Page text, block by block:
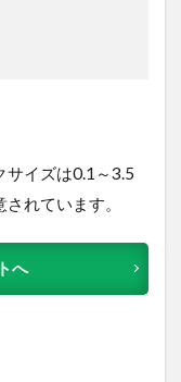
サイズは0.1～3.5
れています。
へ